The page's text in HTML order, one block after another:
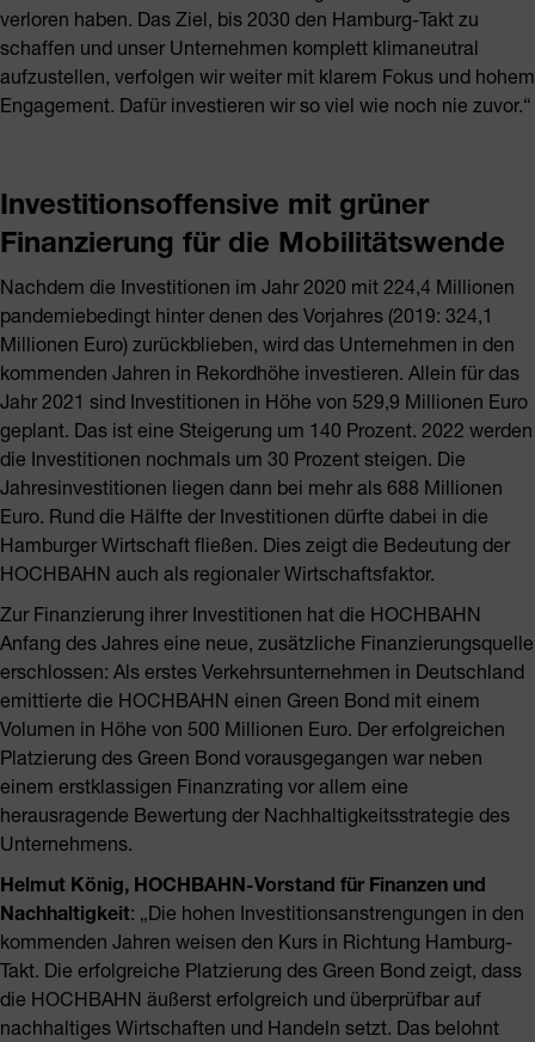
verloren haben. Das Ziel, bis 2030 den Hamburg-Takt zu
schaffen und unser Unternehmen komplett klimaneutral
aufzustellen, verfolgen wir weiter mit klarem Fokus und hohem
Engagement. Dafür investieren wir so viel wie noch nie zuvor.“
Investitionsoffensive mit grüner
Finanzierung für die Mobilitätswende
Nachdem die Investitionen im Jahr 2020 mit 224,4 Millionen
pandemiebedingt hinter denen des Vorjahres (2019: 324,1
Millionen Euro) zurückblieben, wird das Unternehmen in den
kommenden Jahren in Rekordhöhe investieren. Allein für das
Jahr 2021 sind Investitionen in Höhe von 529,9 Millionen Euro
geplant. Das ist eine Steigerung um 140 Prozent. 2022 werden
die Investitionen nochmals um 30 Prozent steigen. Die
Jahresinvestitionen liegen dann bei mehr als 688 Millionen
Euro. Rund die Hälfte der Investitionen dürfte dabei in die
Hamburger Wirtschaft fließen. Dies zeigt die Bedeutung der
HOCHBAHN auch als regionaler Wirtschaftsfaktor.
Zur Finanzierung ihrer Investitionen hat die HOCHBAHN
Anfang des Jahres eine neue, zusätzliche Finanzierungsquelle
erschlossen: Als erstes Verkehrsunternehmen in Deutschland
emittierte die HOCHBAHN einen Green Bond mit einem
Volumen in Höhe von 500 Millionen Euro. Der erfolgreichen
Platzierung des Green Bond vorausgegangen war neben
einem erstklassigen Finanzrating vor allem eine
herausragende Bewertung der Nachhaltigkeitsstrategie des
Unternehmens.
Helmut König, HOCHBAHN-Vorstand für Finanzen und
Nachhaltigkeit: „Die hohen Investitionsanstrengungen in den
kommenden Jahren weisen den Kurs in Richtung Hamburg-
Takt. Die erfolgreiche Platzierung des Green Bond zeigt, dass
die HOCHBAHN äußerst erfolgreich und überprüfbar auf
nachhaltiges Wirtschaften und Handeln setzt. Das belohnt